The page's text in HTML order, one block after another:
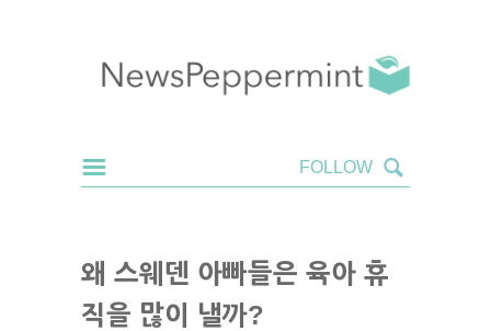
왜 스웨덴 아빠들은 육아 휴
직을 많이 낼까?